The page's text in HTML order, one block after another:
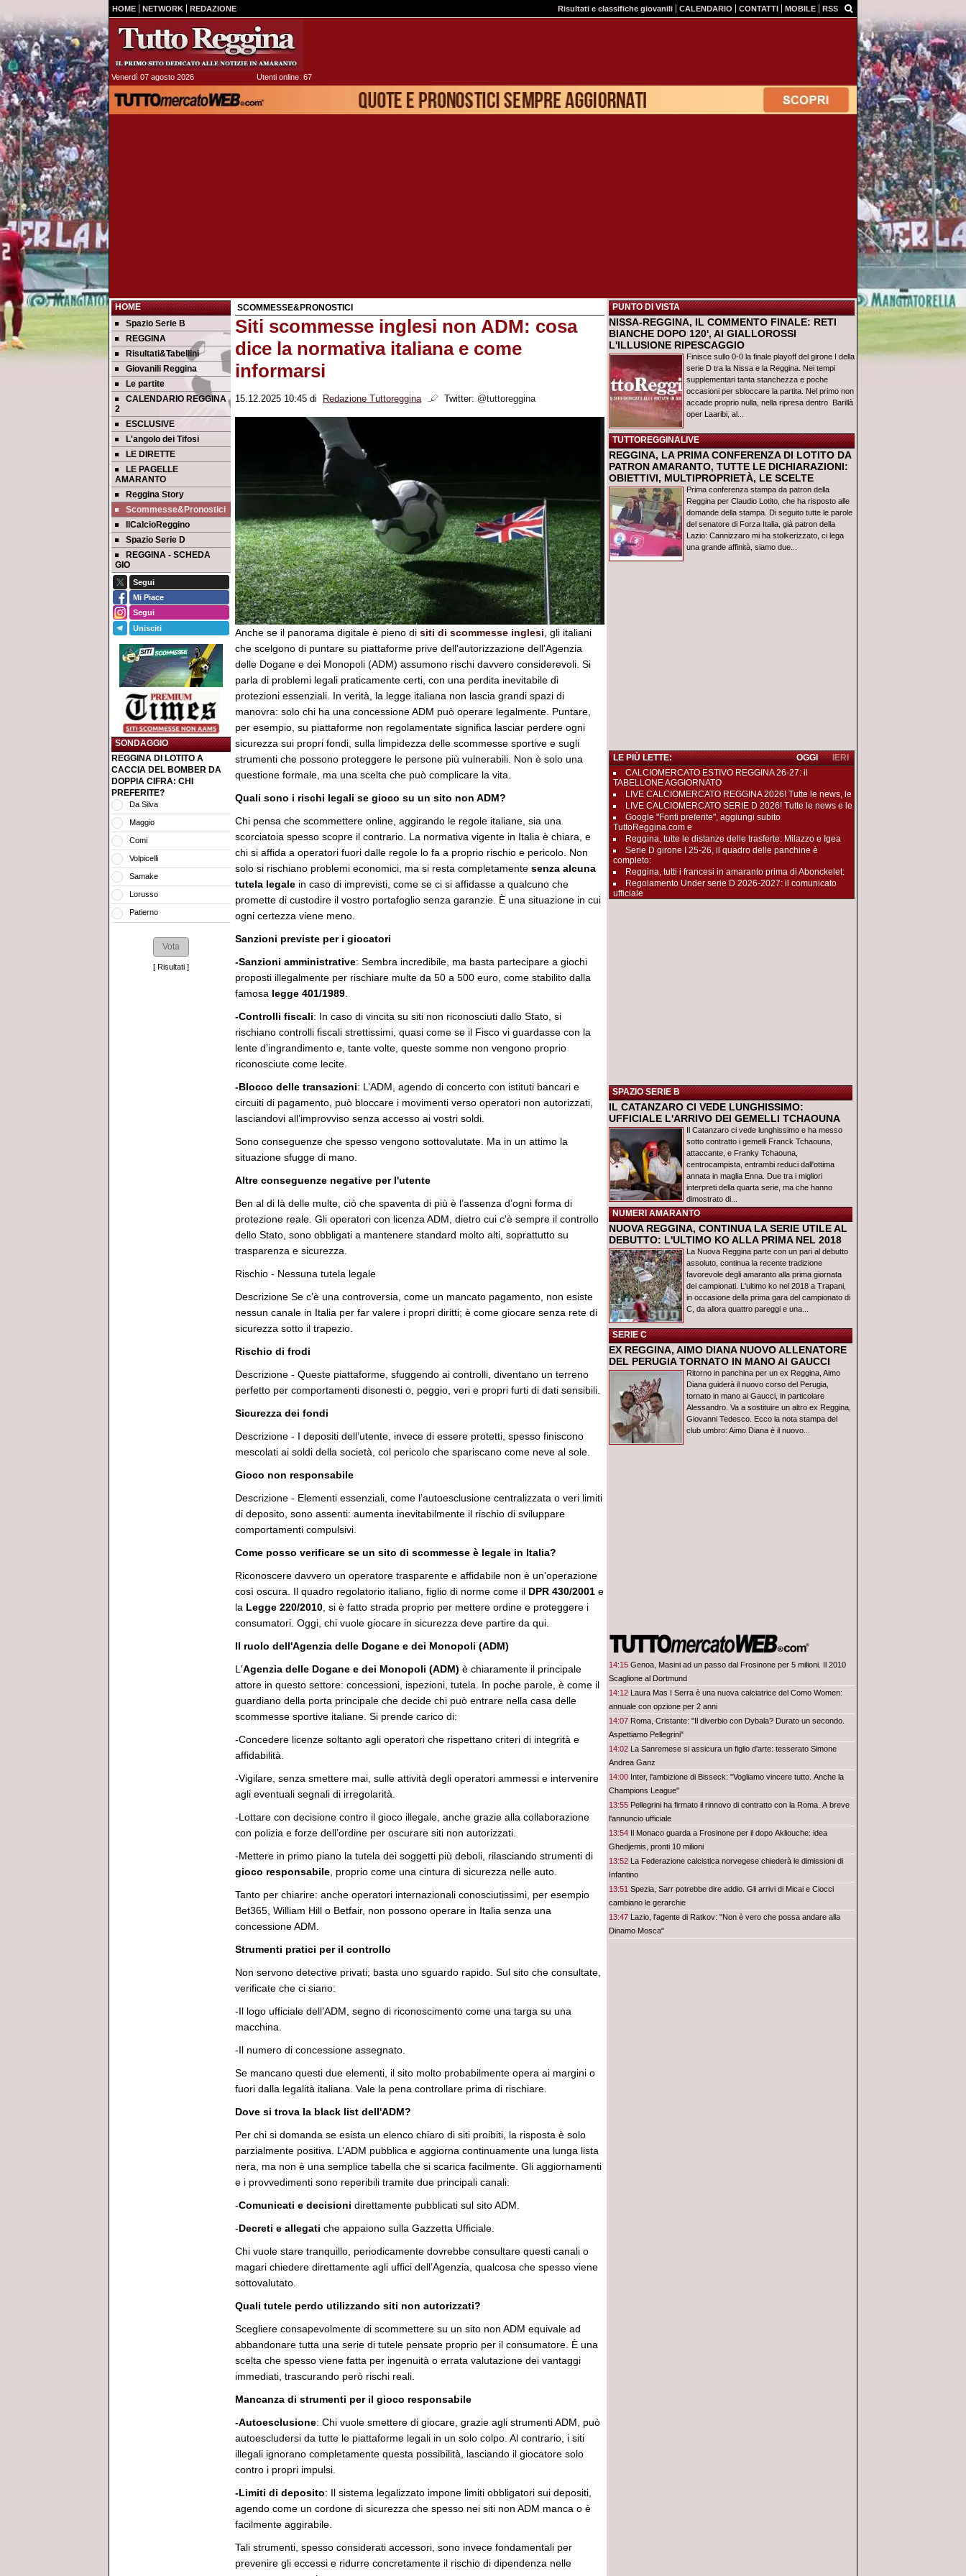
HOME NETWORK REDAZIONE Risultati e classifiche giovanili CALENDARIO CONTATTI MOBILE RSS
Venerdì 07 agosto 2026 Utenti online: 67
HOME
Spazio Serie B
REGGINA
Risultati&Tabellini
Giovanili Reggina
Le partite
CALENDARIO REGGINA
2
ESCLUSIVE
L'angolo dei Tifosi
LE DIRETTE
LE PAGELLE
AMARANTO
Reggina Story
Scommesse&Pronostici
IlCalcioReggino
Spazio Serie D
REGGINA - SCHEDA
GIO
Segui
Mi Piace
Segui
Unisciti
SONDAGGIO
REGGINA DI LOTITO A
CACCIA DEL BOMBER DA
DOPPIA CIFRA: CHI
PREFERITE?
Da Silva
Maggio
Comi
Volpicelli
Samake
Lorusso
Patierno
[ Risultati ]
SCOMMESSE&PRONOSTICI
Siti scommesse inglesi non ADM: cosa
dice la normativa italiana e come
informarsi
15.12.2025 10:45 di Redazione Tuttoreggina Twitter: @tuttoreggina
Anche se il panorama digitale è pieno di siti di scommesse inglesi , gli italiani
che scelgono di puntare su piattaforme prive dell'autorizzazione dell'Agenzia
delle Dogane e dei Monopoli (ADM) assumono rischi davvero considerevoli. Si
parla di problemi legali praticamente certi, con una perdita inevitabile di
protezioni essenziali. In verità, la legge italiana non lascia grandi spazi di
manovra: solo chi ha una concessione ADM può operare legalmente. Puntare,
per esempio, su piattaforme non regolamentate significa lasciar perdere ogni
sicurezza sui propri fondi, sulla limpidezza delle scommesse sportive e sugli
strumenti che possono proteggere le persone più vulnerabili. Non è solo una
questione formale, ma una scelta che può complicare la vita.
Quali sono i rischi legali se gioco su un sito non ADM?
Chi pensa che scommettere online, aggirando le regole italiane, sia una
scorciatoia spesso scopre il contrario. La normativa vigente in Italia è chiara, e
chi si affida a operatori fuori dalle regole lo fa a proprio rischio e pericolo. Non
solo si rischiano problemi economici, ma si resta completamente senza alcuna
tutela legale in caso di imprevisti, come se ci si affidasse a qualcuno che
promette di custodire il vostro portafoglio senza garanzie. È una situazione in cui
ogni certezza viene meno.
Sanzioni previste per i giocatori
-Sanzioni amministrative: Sembra incredibile, ma basta partecipare a giochi
proposti illegalmente per rischiare multe da 50 a 500 euro, come stabilito dalla
famosa legge 401/1989
-Controlli fiscali: In caso di vincita su siti non riconosciuti dallo Stato, si
rischiano controlli fiscali strettissimi, quasi come se il Fisco vi guardasse con la
lente d’ingrandimento e, tante volte, queste somme non vengono proprio
riconosciute come lecite.
-Blocco delle transazioni: L’ADM, agendo di concerto con istituti bancari e
circuiti di pagamento, può bloccare i movimenti verso operatori non autorizzati,
lasciandovi all’improvviso senza accesso ai vostri soldi.
Sono conseguenze che spesso vengono sottovalutate. Ma in un attimo la
situazione sfugge di mano.
Altre conseguenze negative per l'utente
Ben al di là delle multe, ciò che spaventa di più è l’assenza d’ogni forma di
protezione reale. Gli operatori con licenza ADM, dietro cui c'è sempre il controllo
dello Stato, sono obbligati a mantenere standard molto alti, soprattutto su
trasparenza e sicurezza.
Rischio - Nessuna tutela legale
Descrizione Se c’è una controversia, come un mancato pagamento, non esiste
nessun canale in Italia per far valere i propri diritti; è come giocare senza rete di
sicurezza sotto il trapezio.
Rischio di frodi
Descrizione - Queste piattaforme, sfuggendo ai controlli, diventano un terreno
perfetto per comportamenti disonesti o, peggio, veri e propri furti di dati sensibili.
Sicurezza dei fondi
Descrizione - I depositi dell’utente, invece di essere protetti, spesso finiscono
mescolati ai soldi della società, col pericolo che spariscano come neve al sole.
Gioco non responsabile
Descrizione - Elementi essenziali, come l’autoesclusione centralizzata o veri limiti
di deposito, sono assenti: aumenta inevitabilmente il rischio di sviluppare
comportamenti compulsivi.
Come posso verificare se un sito di scommesse è legale in Italia?
Riconoscere davvero un operatore trasparente e affidabile non è un'operazione
così oscura. Il quadro regolatorio italiano, figlio di norme come il DPR 430/2001 e
la Legge 220/2010 , si è fatto strada proprio per mettere ordine e proteggere i
consumatori. Oggi, chi vuole giocare in sicurezza deve partire da qui.
Il ruolo dell'Agenzia delle Dogane e dei Monopoli (ADM)
L'Agenzia delle Dogane e dei Monopoli (ADM) è chiaramente il principale
attore in questo settore: concessioni, ispezioni, tutela. In poche parole, è come il
guardiano della porta principale che decide chi può entrare nella casa delle
scommesse sportive italiane. Si prende carico di:
-Concedere licenze soltanto agli operatori che rispettano criteri di integrità e
affidabilità.
-Vigilare, senza smettere mai, sulle attività degli operatori ammessi e intervenire
agli eventuali segnali di irregolarità.
-Lottare con decisione contro il gioco illegale, anche grazie alla collaborazione
con polizia e forze dell’ordine per oscurare siti non autorizzati.
-Mettere in primo piano la tutela dei soggetti più deboli, rilasciando strumenti di
gioco responsabile , proprio come una cintura di sicurezza nelle auto.
Tanto per chiarire: anche operatori internazionali conosciutissimi, per esempio
Bet365, William Hill o Betfair, non possono operare in Italia senza una
concessione ADM.
Strumenti pratici per il controllo
Non servono detective privati; basta uno sguardo rapido. Sul sito che consultate,
verificate che ci siano:
-Il logo ufficiale dell’ADM, segno di riconoscimento come una targa su una
macchina.
-Il numero di concessione assegnato.
Se mancano questi due elementi, il sito molto probabilmente opera ai margini o
fuori dalla legalità italiana. Vale la pena controllare prima di rischiare.
Dove si trova la black list dell'ADM?
Per chi si domanda se esista un elenco chiaro di siti proibiti, la risposta è solo
parzialmente positiva. L’ADM pubblica e aggiorna continuamente una lunga lista
nera, ma non è una semplice tabella che si scarica facilmente. Gli aggiornamenti
e i provvedimenti sono reperibili tramite due principali canali:
-Comunicati e decisioni direttamente pubblicati sul sito ADM.
-Decreti e allegati che appaiono sulla Gazzetta Ufficiale.
Chi vuole stare tranquillo, periodicamente dovrebbe consultare questi canali o
magari chiedere direttamente agli uffici dell’Agenzia, qualcosa che spesso viene
sottovalutato.
Quali tutele perdo utilizzando siti non autorizzati?
Scegliere consapevolmente di scommettere su un sito non ADM equivale ad
abbandonare tutta una serie di tutele pensate proprio per il consumatore. È una
scelta che spesso viene fatta per ingenuità o errata valutazione dei vantaggi
immediati, trascurando però rischi reali.
Mancanza di strumenti per il gioco responsabile
-Autoesclusione: Chi vuole smettere di giocare, grazie agli strumenti ADM, può
autoescludersi da tutte le piattaforme legali in un solo colpo. Al contrario, i siti
illegali ignorano completamente questa possibilità, lasciando il giocatore solo
contro i propri impulsi.
-Limiti di deposito: Il sistema legalizzato impone limiti obbligatori sui depositi,
agendo come un cordone di sicurezza che spesso nei siti non ADM manca o è
facilmente aggirabile.
Tali strumenti, spesso considerati accessori, sono invece fondamentali per
prevenire gli eccessi e ridurre concretamente il rischio di dipendenza nelle
PUNTO DI VISTA
NISSA-REGGINA, IL COMMENTO FINALE: RETI
BIANCHE DOPO 120', AI GIALLOROSSI
L'ILLUSIONE RIPESCAGGIO
Finisce sullo 0-0 la finale playoff del girone I della
serie D tra la Nissa e la Reggina. Nei tempi
supplementari tanta stanchezza e poche
occasioni per sbloccare la partita. Nel primo non
accade proprio nulla, nella ripresa dentro Barillà
oper Laaribi, al...
TUTTOREGGINALIVE
REGGINA, LA PRIMA CONFERENZA DI LOTITO DA
PATRON AMARANTO, TUTTE LE DICHIARAZIONI:
OBIETTIVI, MULTIPROPRIETÀ, LE SCELTE
Prima conferenza stampa da patron della
Reggina per Claudio Lotito, che ha risposto alle
domande della stampa. Di seguito tutte le parole
del senatore di Forza Italia, già patron della
Lazio: Cannizzaro mi ha stolkerizzato, ci lega
una grande affinità, siamo due...
LE PIÙ LETTE: IERI
OGGI
CALCIOMERCATO ESTIVO REGGINA 26-27: il
TABELLONE AGGIORNATO
LIVE CALCIOMERCATO REGGINA 2026! Tutte le news, le
LIVE CALCIOMERCATO SERIE D 2026! Tutte le news e le
Google "Fonti preferite", aggiungi subito
TuttoReggina.com e
Reggina, tutte le distanze delle trasferte: Milazzo e Igea
Serie D girone I 25-26, il quadro delle panchine è
completo:
Reggina, tutti i francesi in amaranto prima di Abonckelet:
Regolamento Under serie D 2026-2027: il comunicato
ufficiale
SPAZIO SERIE B
IL CATANZARO CI VEDE LUNGHISSIMO:
UFFICIALE L'ARRIVO DEI GEMELLI TCHAOUNA
Il Catanzaro ci vede lunghissimo e ha messo
sotto contratto i gemelli Franck Tchaouna,
attaccante, e Franky Tchaouna,
centrocampista, entrambi reduci dall'ottima
annata in maglia Enna. Due tra i migliori
interpreti della quarta serie, ma che hanno
dimostrato di...
NUMERI AMARANTO
NUOVA REGGINA, CONTINUA LA SERIE UTILE AL
DEBUTTO: L'ULTIMO KO ALLA PRIMA NEL 2018
La Nuova Reggina parte con un pari al debutto
assoluto, continua la recente tradizione
favorevole degli amaranto alla prima giornata
dei campionati. L'ultimo ko nel 2018 a Trapani,
in occasione della prima gara del campionato di
C, da allora quattro pareggi e una...
SERIE C
EX REGGINA, AIMO DIANA NUOVO ALLENATORE
DEL PERUGIA TORNATO IN MANO AI GAUCCI
Ritorno in panchina per un ex Reggina, Aimo
Diana guiderà il nuovo corso del Perugia,
tornato in mano ai Gaucci, in particolare
Alessandro. Va a sostituire un altro ex Reggina,
Giovanni Tedesco. Ecco la nota stampa del
club umbro: Aimo Diana è il nuovo...
14:15 Genoa, Masini ad un passo dal Frosinone per 5 milioni. Il 2010
Scaglione al Dortmund
14:12 Laura Mas I Serra è una nuova calciatrice del Como Women:
annuale con opzione per 2 anni
14:07 Roma, Cristante: "Il diverbio con Dybala? Durato un secondo.
Aspettiamo Pellegrini"
14:02 La Sanremese si assicura un figlio d'arte: tesserato Simone
Andrea Ganz
14:00 Inter, l'ambizione di Bisseck: "Vogliamo vincere tutto. Anche la
Champions League"
13:55 Pellegrini ha firmato il rinnovo di contratto con la Roma. A breve
l'annuncio ufficiale
13:54 Il Monaco guarda a Frosinone per il dopo Akliouche: idea
Ghedjemis, pronti 10 milioni
13:52 La Federazione calcistica norvegese chiederà le dimissioni di
Infantino
13:51 Spezia, Sarr potrebbe dire addio. Gli arrivi di Micai e Ciocci
cambiano le gerarchie
13:47 Lazio, l'agente di Ratkov: "Non è vero che possa andare alla
Dinamo Mosca"